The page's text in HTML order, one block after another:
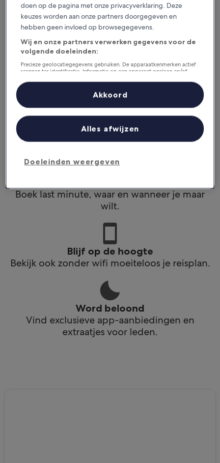
Redenen om onze app te
downloaden
Bespaar nog meer
Krijg kortingen op geselecteerde hotels in de
Boek last minute, waar en wanneer je maar
wilt.
Blijf op de hoogte
Bekijk ook zonder wifi moeiteloos je reisplan.
Word beloond
Vind exclusieve app-aanbiedingen en
extraatjes voor leden.
doen op de pagina met onze privacyverklaring. Deze
keuzes worden aan onze partners doorgegeven en
hebben geen invloed op browsegegevens.
Wij en onze partners verwerken gegevens voor de
volgende doeleinden:
Precieze geolocatiegegevens gebruiken. De apparaatkenmerken actief
scannen ter identificatie. Informatie op een apparaat opslaan en/of
contentmetingen, doelgroepenonderzoek en ontwikkeling van
Doeleinden weergeven
Alles afwijzen
Akkoord